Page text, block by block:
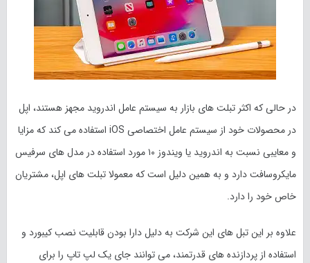
در حالی که اکثر تبلت های بازار به سیستم عامل اندروید مجهز هستند، اپل
در محصولات خود از سیستم عامل اختصاصی iOS استفاده می کند که مزایا
و معایبی نسبت به اندروید یا ویندوز ۱۰ مورد استفاده در مدل های سرفیس
مایکروسافت دارد و به همین دلیل است که معمولا تبلت های اپل، مشتریان
خاص خود را دارد.
علاوه بر این تبل ‎‌های این شرکت به دلیل دارا بودن قابلیت نصب کیبورد و
استفاده از پردازنده های قدرتمند، می توانند جای یک لپ تاپ را برای